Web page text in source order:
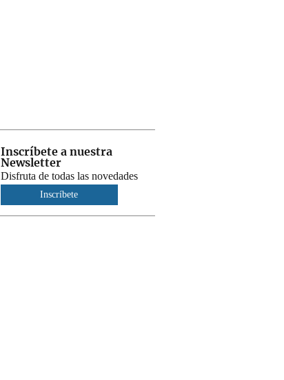
Inscríbete a nuestra
Newsletter
Disfruta de todas las novedades
Inscríbete